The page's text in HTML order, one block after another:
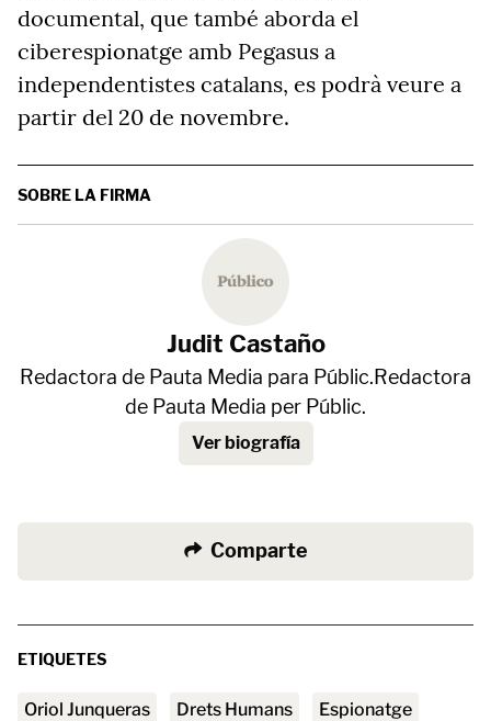
documental, que també aborda el
ciberespionatge amb Pegasus a
independentistes catalans, es podrà veure a
partir del 20 de novembre.
SOBRE LA FIRMA
Judit Castaño
Redactora de Pauta Media para Públic.Redactora
de Pauta Media per Públic.
Ver biografía
Comparte
ETIQUETES
Oriol Junqueras Drets Humans espionatge